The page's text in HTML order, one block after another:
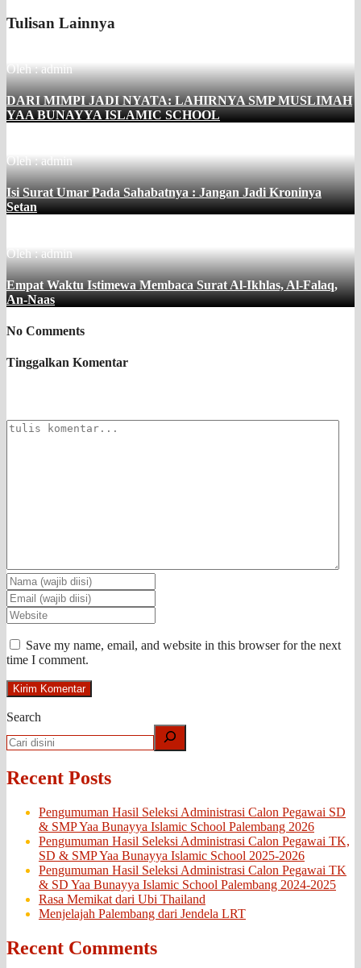
Tulisan Lainnya
Oleh : admin
DARI MIMPI JADI NYATA: LAHIRNYA SMP MUSLIMAH
YAA BUNAYYA ISLAMIC SCHOOL
Oleh : admin
Isi Surat Umar Pada Sahabatnya : Jangan Jadi Kroninya
Setan
Oleh : admin
Empat Waktu Istimewa Membaca Surat Al-Ikhlas, Al-Falaq,
An-Naas
No Comments
Tinggalkan Komentar
Save my name, email, and website in this browser for the next
time I comment.
Search
Recent Posts
Pengumuman Hasil Seleksi Administrasi Calon Pegawai SD
& SMP Yaa Bunayya Islamic School Palembang 2026
Pengumuman Hasil Seleksi Administrasi Calon Pegawai TK,
SD & SMP Yaa Bunayya Islamic School 2025-2026
Pengumuman Hasil Seleksi Administrasi Calon Pegawai TK
& SD Yaa Bunayya Islamic School Palembang 2024-2025
Rasa Memikat dari Ubi Thailand
Menjelajah Palembang dari Jendela LRT
Recent Comments